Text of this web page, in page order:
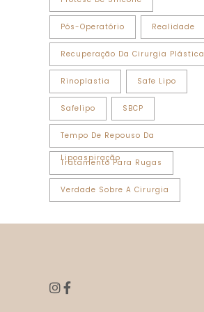
Pós-Operatório Realidade
Recuperação Da Cirurgia Plástica
Rinoplastia Safe Lipo
Safelipo SBCP
Tempo De Repouso Da
Lipoaspiração
Tratamento Para Rugas
Verdade Sobre A Cirurgia